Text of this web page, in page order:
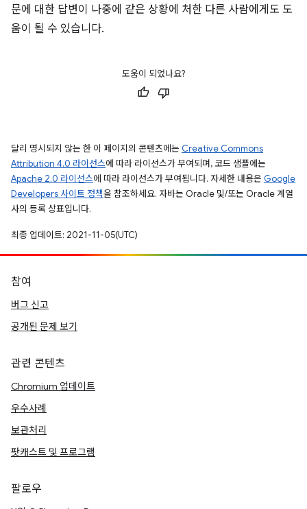
문에 대한 답변이 나중에 같은 상황에 처한 다른 사람에게도 도
움이 될 수 있습니다.
도움이 되었나요?
달리 명시되지 않는 한 이 페이지의 콘텐츠에는 Creative Commons
Attribution 4.0 라이선스에 따라 라이선스가 부여되며, 코드 샘플에는
Apache 2.0 라이선스에 따라 라이선스가 부여됩니다. 자세한 내용은 Google
Developers 사이트 정책을 참조하세요. 자바는 Oracle 및/또는 Oracle 계열
사의 등록 상표입니다.
최종 업데이트: 2021-11-05(UTC)
참여
버그 신고
공개된 문제 보기
관련 콘텐츠
Chromium 업데이트
우수사례
보관처리
팟캐스트 및 프로그램
팔로우